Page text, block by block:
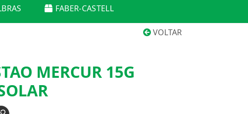
FABER-CASTELL
VOLTAR
MERCUR 15G